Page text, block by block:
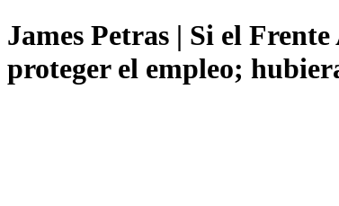
James Petras | Si el
proteger el empleo;